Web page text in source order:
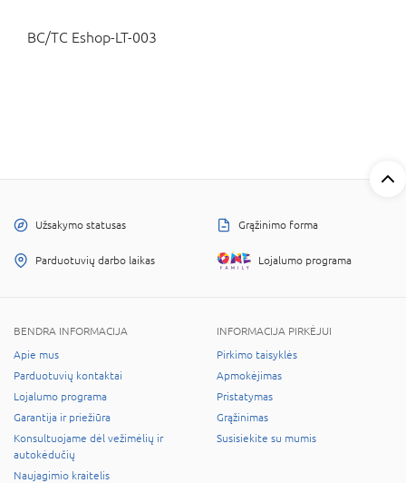
BC/TC Eshop-LT-003
Užsakymo statusas Grąžinimo forma
Parduotuvių darbo laikas Lojalumo programa
BENDRA INFORMACIJA
Apie mus
Parduotuvių kontaktai
Lojalumo programa
Garantija ir priežiūra
Konsultuojame dėl vežimėlių ir
autokėdučių
Naujagimio kraitelis
INFORMACIJA PIRKĖJUI
Pirkimo taisyklės
Apmokėjimas
Pristatymas
Grąžinimas
Susisiekite su mumis